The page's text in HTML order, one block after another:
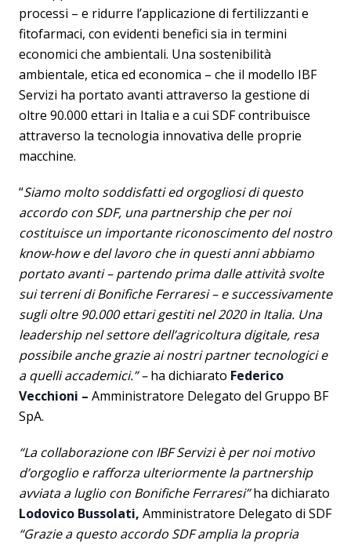
processi – e ridurre l’applicazione di fertilizzanti e
fitofarmaci, con evidenti benefici sia in termini
economici che ambientali. Una sostenibilità
ambientale, etica ed economica – che il modello IBF
Servizi ha portato avanti attraverso la gestione di
oltre 90.000 ettari in Italia e a cui SDF contribuisce
attraverso la tecnologia innovativa delle proprie
macchine.
“Siamo molto soddisfatti ed orgogliosi di questo
accordo con SDF, una partnership che per noi
costituisce un importante riconoscimento del nostro
know-how e del lavoro che in questi anni abbiamo
portato avanti – partendo prima dalle attività svolte
sui terreni di Bonifiche Ferraresi – e successivamente
sugli oltre 90.000 ettari gestiti nel 2020 in Italia. Una
leadership nel settore dell’agricoltura digitale, resa
possibile anche grazie ai nostri partner tecnologici e
a quelli accademici.” –ha dichiarato Federico
Vecchioni – Amministratore Delegato del Gruppo BF
SpA.
“La collaborazione con IBF Servizi è per noi motivo
d’orgoglio e rafforza ulteriormente la partnership
avviata a luglio con Bonifiche Ferraresi”ha dichiarato
Lodovico Bussolati, Amministratore Delegato di SDF
“Grazie a questo accordo SDF amplia la propria